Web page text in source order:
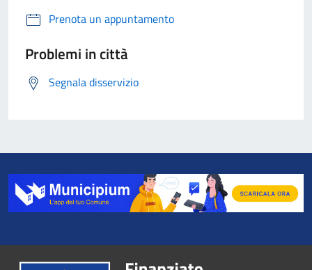
Prenota un appuntamento
Problemi in città
Segnala disservizio